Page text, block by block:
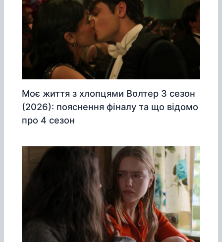
Моє життя з хлопцями Волтер 3 сезон
(2026): пояснення фіналу та що відомо
про 4 сезон